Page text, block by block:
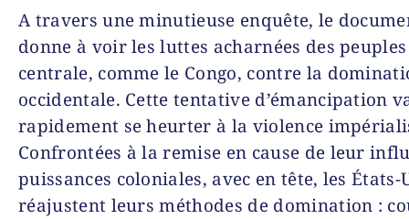
A travers une minutieuse enquête, le
donne à voir les luttes acharnées des
centrale, comme le Congo, contre la
occidentale. Cette tentative d’émancipation
rapidement se heurter à la violence
Confrontées à la remise en cause de leur
puissances coloniales, avec en tête, les États-
réajustent leurs méthodes de domination :